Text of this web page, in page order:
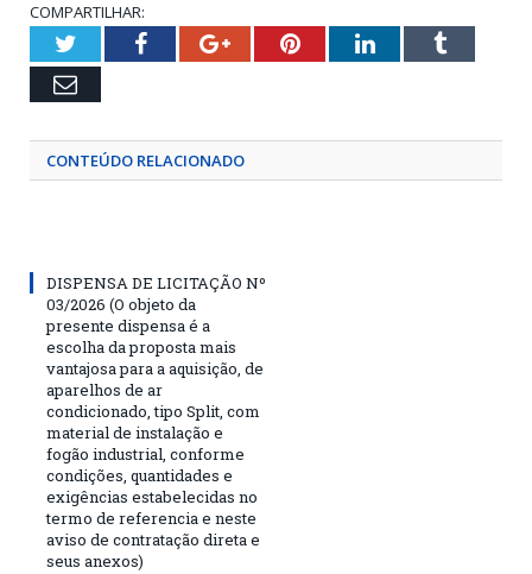
COMPARTILHAR:
TwitterFacebookGoogle+PinterestLinkedInTumblr
Email
CONTEÚDO RELACIONADO
DISPENSA DE LICITAÇÃO Nº
03/2026 (O objeto da
presente dispensa é a
escolha da proposta mais
vantajosa para a aquisição, de
aparelhos de ar
condicionado, tipo Split, com
material de instalação e
fogão industrial, conforme
condições, quantidades e
exigências estabelecidas no
termo de referencia e neste
aviso de contratação direta e
seus anexos)